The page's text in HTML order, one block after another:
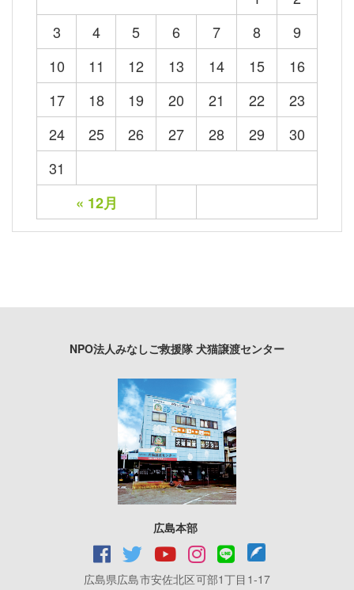
« 12月
3
4 5 6 7 8
9
10
11 12 13 14 15
16
17
18 19 20 21 22
23
24
25 26 27 28 29
30
31
NPO法人みなしご救援隊 犬猫譲渡センター
広島本部
広島県広島市安佐北区可部1丁目1-17